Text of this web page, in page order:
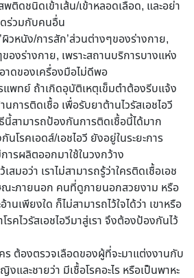
พติดชนิดเข้าเส้น/เข้าหลอดเลือด, และอย่า
ร่วมกับคนอื่น
ผิวหนัง/การสัก’ส่วนต่างๆของร่างกาย,
ของร่างกาย, เพราะสถานบริการบางแห่ง
าดของเครื่องมือไม่ดีพอ
พทย์ ถ้าเกิดอุบัติเหตุเข็มตำต้องรีบแจ้ง
การติดเชื้อ เพื่อรับยาต้านไวรัสเอชไอวี
สามารถป้องกันการติดเชื้อนี้ได้มาก
โรคเอดส์/เอชไอวี ยังอยู่ในระยะการ
ารผลิตออกมาใช้ในวงกว้าง
สมอว่า เราไม่สามารถรู้ว่าใครติดเชื้อเอช
ณะภายนอก คนที่ดูภายนอกสวยงาม หรือ
านเพียงใด ก็ไม่สามารถไว้ใจได้ว่า เขาหรือ
โรคไวรัสเอชไอวีมาสู่เรา จึงต้องป้องกันไว้
ต้องตรวจเลือดของผู้ที่จะมาแต่งงานกับ
และชายว่า มีเชื้อโรคอะไร หรือเป็นพาหะ